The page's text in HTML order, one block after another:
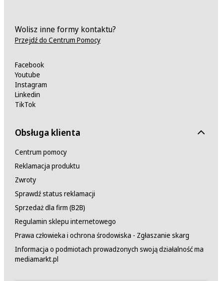
Wolisz inne formy kontaktu?
Przejdź do Centrum Pomocy
Facebook
Youtube
Instagram
Linkedin
TikTok
Obsługa klienta
Centrum pomocy
Reklamacja produktu
Zwroty
Sprawdź status reklamacji
Sprzedaż dla firm (B2B)
Regulamin sklepu internetowego
Prawa człowieka i ochrona środowiska - Zgłaszanie skarg
Informacja o podmiotach prowadzonych swoją działalność ma
mediamarkt.pl